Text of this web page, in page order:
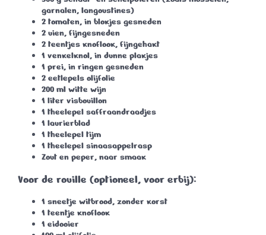
garnalen, langoustines)
2 tomaten, in blokjes gesneden
2 uien, fijngesneden
2 teentjes knoflook, fijngehakt
1 venkelknol, in dunne plakjes
1 prei, in ringen gesneden
2 eetlepels olijfolie
200 ml witte wijn
1 liter visbouillon
1 theelepel saffraandraadjes
1 laurierblad
1 theelepel tijm
1 theelepel sinaasappelrasp
Zout en peper, naar smaak
Voor de rouille (optioneel, voor erbij):
1 sneetje witbrood, zonder korst
1 teentje knoflook
1 eidooier